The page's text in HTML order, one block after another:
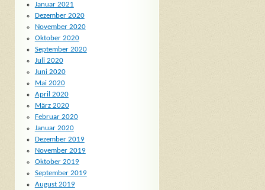
Januar 2021
Dezember 2020
November 2020
Oktober 2020
September 2020
Juli 2020
Juni 2020
Mai 2020
April 2020
März 2020
Februar 2020
Januar 2020
Dezember 2019
November 2019
Oktober 2019
September 2019
August 2019